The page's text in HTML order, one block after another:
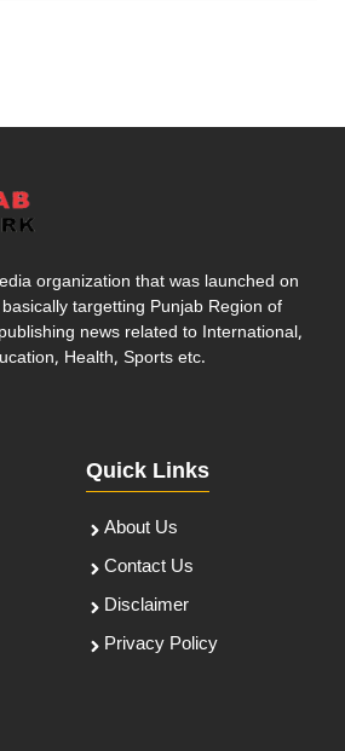
organization that was launched on
targetting Punjab Region of
news related to International,
Health, Sports etc.
Quick Links
About Us
Contact Us
Disclaimer
Privacy Policy